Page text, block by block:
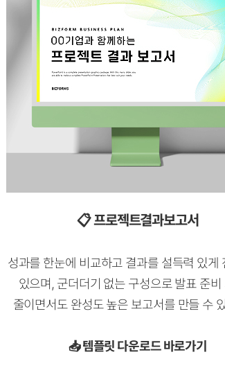
📋프로젝트결과보고서
성과를 한눈에 비교하고 결과를 설득력 있게
있으며, 군더더기 없는 구성으로 발표 준비
줄이면서도 완성도 높은 보고서를 만들 수
📥 템플릿 다운로드 바로가기